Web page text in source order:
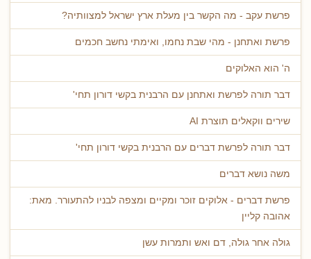
פרשת עקב - מה הקשר בין מעלת ארץ ישראל למצוותיה?
פרשת ואתחנן - מהי שבת נחמו, ואימתי נחשב חכמים
ה' הוא האלוקים
דבר תורה לפרשת ואתחנן עם הרבנית בקשי דורון תחי'
שירים ווקאלים תוצרת AI
דבר תורה לפרשת דברים עם הרבנית בקשי דורון תחי'
משה נושא דברים
פרשת דברים - אלוקים זוכר ומקיים ומצפה לבניו להתעורר. מאת:
אהובה קליין
גולה אחר גולה, דם ואש ותמרות עשן